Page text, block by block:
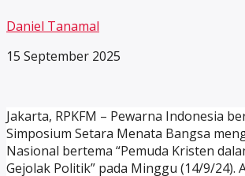
Daniel Tanamal
15 September 2025
Jakarta, RPKFM – Pewarna Indonesia
Simposium Setara Menata Bangsa
Nasional bertema “Pemuda Kristen
Gejolak Politik” pada Minggu (14/9/24).